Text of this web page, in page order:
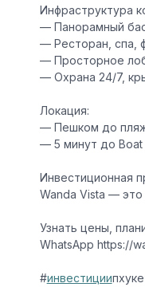
Инфраструктура
— Панорамный
— Ресторан, спа,
— Просторное
— Охрана 24/7,
Локация:
— Пешком до
— 5 минут до Boat
Инвестиционная
Wanda Vista —
Узнать цены,
WhatsApp https://
#инвестиции